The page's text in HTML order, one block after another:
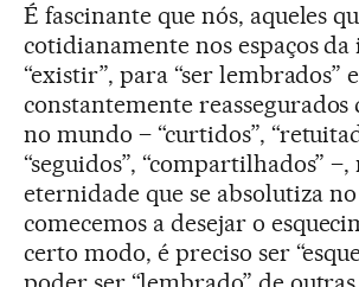
É fascinante que nós, aqueles
cotidianamente nos espaços
“existir”, para “ser lembrados” e
constantemente reassegurados
no mundo – “curtidos”,
“seguidos”, “compartilhados”
eternidade que se absolutiza
comecemos a desejar o
certo modo, é preciso ser